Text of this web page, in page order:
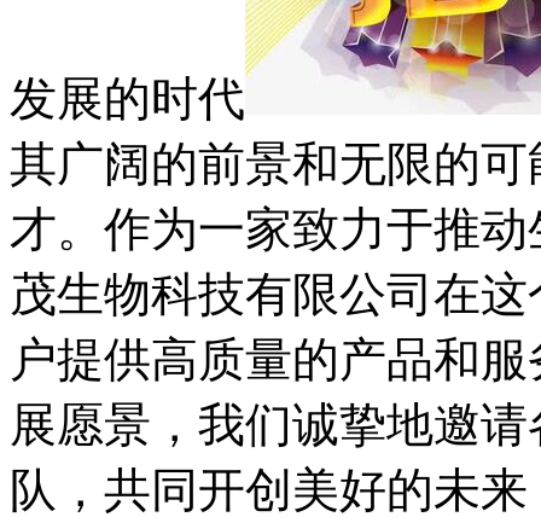
发展的时代
其广阔的前景和无限的
才。作为一家致力于推
茂生物科技有限公司在
户提供高质量的产品和
展愿景，我们诚挚地邀
队，共同开创美好的未来